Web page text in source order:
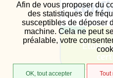
Afin de vous proposer du
des statistiques de
susceptibles de déposer
machine. Cela ne peut
préalable, votre
OK, tout accepter Tout